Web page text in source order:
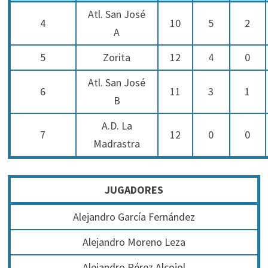
4
Atl. San José
A
10 5 2
5 Zorita 12 4 0
6
Atl. San José
B
11 3 1
7
A.D. La
Madrastra
12 0 0
JUGADORES
Alejandro García Fernández
Alejandro Moreno Leza